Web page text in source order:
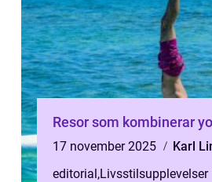
Resor som kombinerar
17 november 2025
Karl
editorial,Livsstilsupplevelser